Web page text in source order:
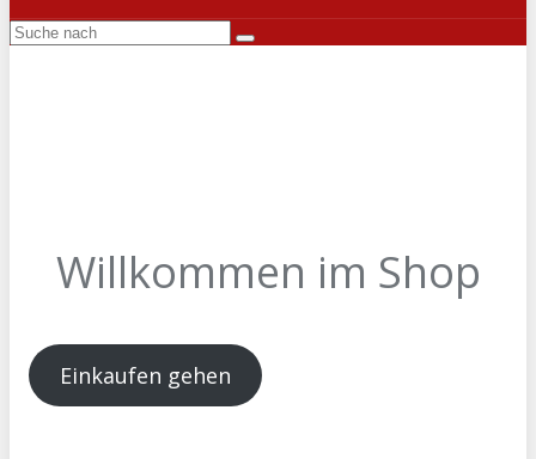
Willkommen im Shop
Einkaufen gehen